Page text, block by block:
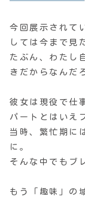
今回展示されて
しては今まで見
たぶん、わたし
きだからなんだ
彼女は現役で仕
パートとはいえ
当時、繁忙期に
に。
そんな中でもブ
もう「趣味」の